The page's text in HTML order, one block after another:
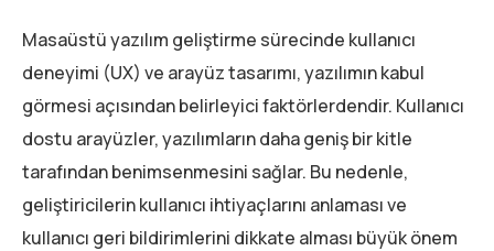
Masaüstü yazılım geliştirme sürecinde kullanıcı
deneyimi (UX) ve arayüz tasarımı, yazılımın kabul
görmesi açısından belirleyici faktörlerdendir. Kullanıcı
dostu arayüzler, yazılımların daha geniş bir kitle
tarafından benimsenmesini sağlar. Bu nedenle,
geliştiricilerin kullanıcı ihtiyaçlarını anlaması ve
kullanıcı geri bildirimlerini dikkate alması büyük önem